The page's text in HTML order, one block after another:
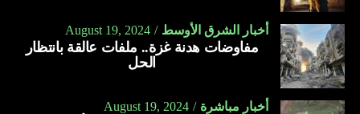
أخبار الشرق الأوسط August 19, 2024
مفاوضات هدنة غزة.. ملفات عالقة بانتظار
الحل
أخبار مباشرة August 19, 2024